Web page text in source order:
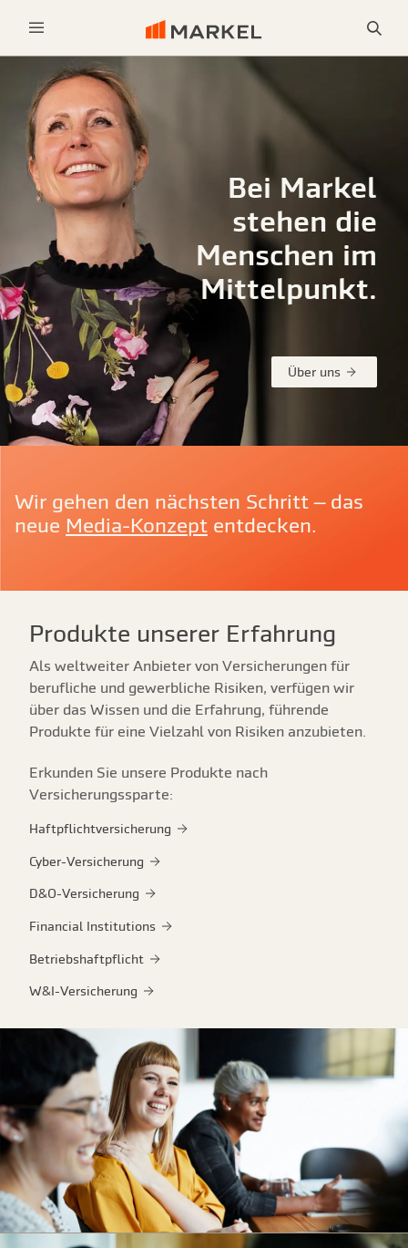
Bei Markel
stehen die
Menschen im
Mittelpunkt.
Über uns
Wir gehen den nächsten Schritt – das
neue Media-Konzept entdecken.
Produkte unserer Erfahrung
Als weltweiter Anbieter von Versicherungen für
berufliche und gewerbliche Risiken, verfügen wir
über das Wissen und die Erfahrung, führende
Produkte für eine Vielzahl von Risiken anzubieten.
Erkunden Sie unsere Produkte nach
Versicherungssparte:
Haftpflichtversicherung
Cyber-Versicherung
D&O-Versicherung
Financial Institutions
Betriebshaftpflicht
W&I-Versicherung